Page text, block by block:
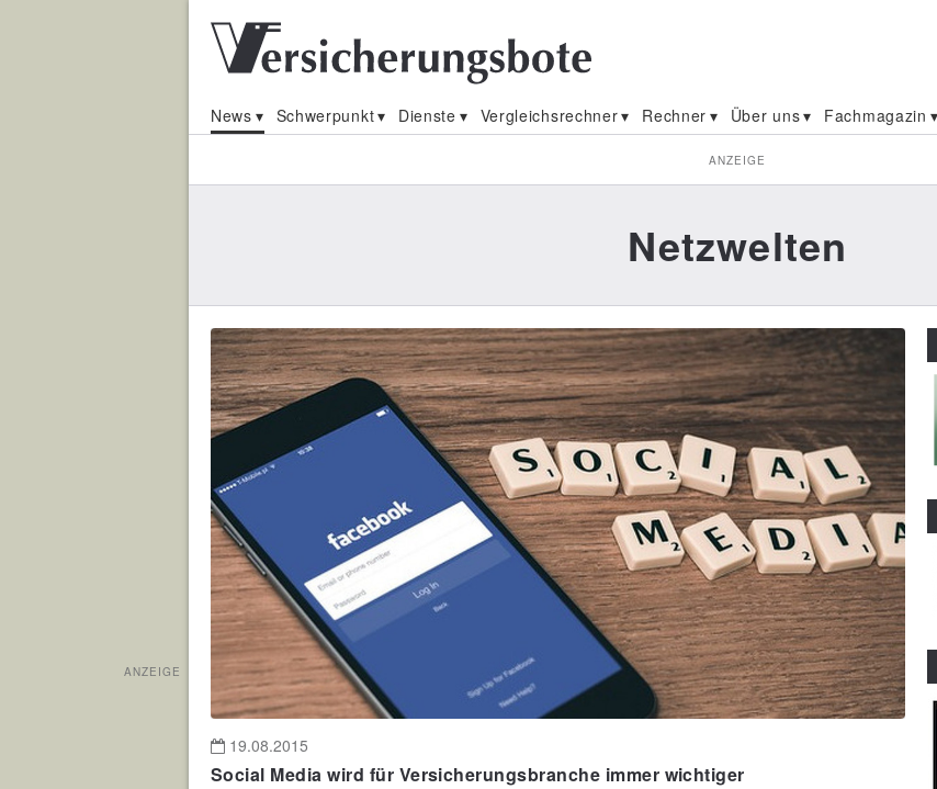
News Schwerpunkt Dienste Vergleichsrechner Rechner Über uns Fachmagazin
ANZEIGE
Netzwelten
19.08.2015
Social Media wird für Versicherungsbranche immer wichtiger
ANZEIGE